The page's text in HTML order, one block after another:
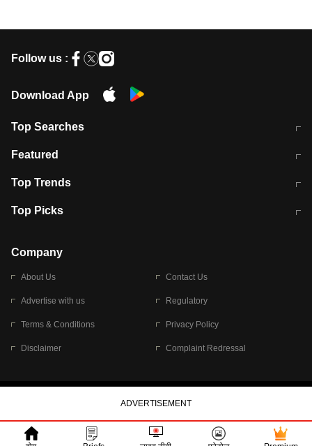
Follow us :
Download App
Top Searches
भरत तिवारी कथित एनकाउंटर मामले में बड़ी
Featured
स्पेन में प्रवासियों का सैलाब! मोरक्को से
Top Trends
RBI का नया नियम: अब बैंकों को अपनी सभी
Top Picks
बारिश की चेतावनी
Company
About Us Contact Us
Advertise with us Regulatory
Terms & Conditions Privacy Policy
Disclaimer Complaint Redressal